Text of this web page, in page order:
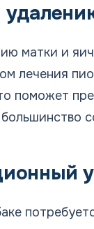
матки и
лечения
поможет